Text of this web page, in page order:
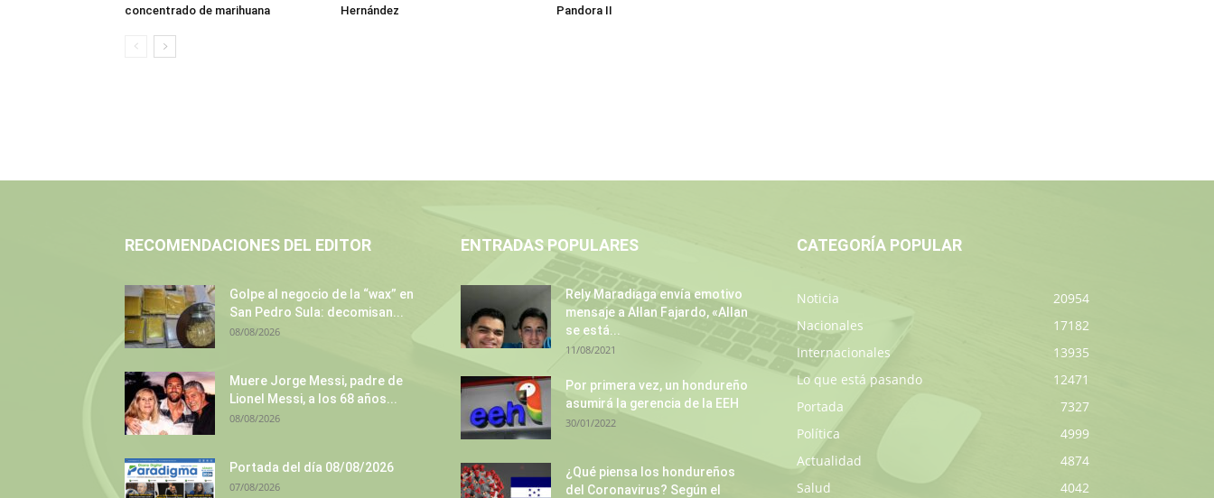
concentrado de marihuana
Hernández
Pandora II
RECOMENDACIONES DEL EDITOR
Golpe al negocio de la “wax” en
San Pedro Sula: decomisan...
08/08/2026
Muere Jorge Messi, padre de
Lionel Messi, a los 68 años...
08/08/2026
Portada del día 08/08/2026
07/08/2026
ENTRADAS POPULARES
Rely Maradiaga envía emotivo
mensaje a Allan Fajardo, «Allan
se está...
11/08/2021
Por primera vez, un hondureño
asumirá la gerencia de la EEH
30/01/2022
¿Qué piensa los hondureños
del Coronavirus? Según el
CATEGORÍA POPULAR
Noticia
20954
Nacionales
17182
Internacionales
13935
Lo que está pasando
12471
Portada
7327
Política
4999
Actualidad
4874
Salud
4042